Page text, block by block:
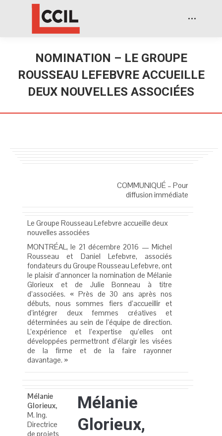
NOMINATION – LE GROUPE
ROUSSEAU LEFEBVRE ACCUEILLE
DEUX NOUVELLES ASSOCIÉES
COMMUNIQUÉ – Pour
diffusion immédiate
Le Groupe Rousseau Lefebvre accueille deux
nouvelles associées
MONTRÉAL, le 21 décembre 2016 — Michel
Rousseau et Daniel Lefebvre, associés
fondateurs du Groupe Rousseau Lefebvre, ont
le plaisir d’annoncer la nomination de Mélanie
Glorieux et de Julie Bonneau à titre
d’associées. « Près de 30 ans après nos
débuts, nous sommes fiers d’accueillir et
d’intégrer deux femmes créatives et
déterminées au sein de l’équipe de direction.
L’expérience et l’expertise qu’elles ont
développées permettront d’élargir les visées
de la firme et de la faire rayonner
davantage. »
Mélanie
Glorieux,
M. Ing.
Directrice
de projets
Mélanie
Glorieux,